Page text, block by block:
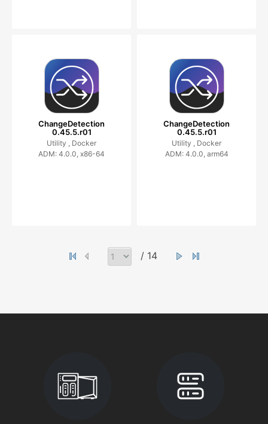
ChangeDetection
0.45.5.r01
Utility , Docker
ADM: 4.0.0, x86-64
ChangeDetection
0.45.5.r01
Utility , Docker
ADM: 4.0.0, arm64
/ 14